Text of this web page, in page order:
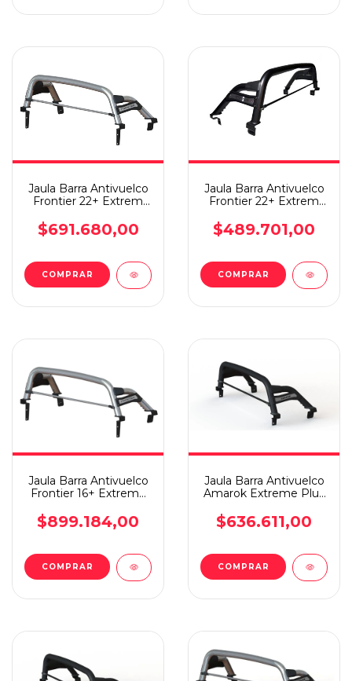
Jaula Barra Antivuelco
Frontier 22+ Extrem
$691.680,00
Jaula Barra Antivuelco
Frontier 22+ Extrem
$489.701,00
Jaula Barra Antivuelco
Frontier 16+ Extreme
$899.184,00
Jaula Barra Antivuelco
Amarok Extreme Plus
$636.611,00